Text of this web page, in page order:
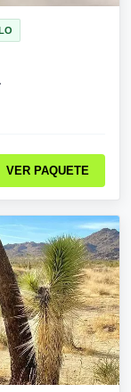
VER PAQUETE